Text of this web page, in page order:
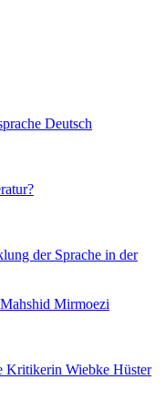
Deutsch
der Sprache in der
Mirmoezi
Kritikerin Wiebke Hüster